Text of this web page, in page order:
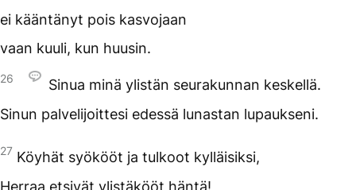
ei kääntänyt pois kasvojaan
vaan kuuli, kun huusin.
26
Sinua minä ylistän seurakunnan keskellä.
Sinun palvelijoittesi edessä lunastan lupaukseni.
27 Köyhät syökööt ja tulkoot kylläisiksi,
Herraa etsivät ylistäkööt häntä!